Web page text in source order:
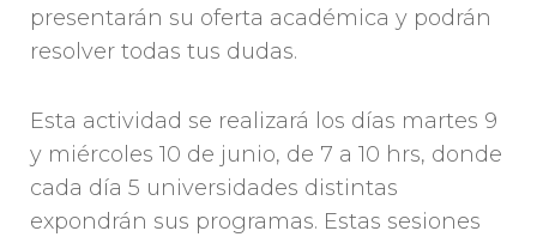
presentarán su oferta académica y podrán
resolver todas tus dudas.
Esta actividad se realizará los días martes 9
y miércoles 10 de junio, de 7 a 10 hrs, donde
cada día 5 universidades distintas
expondrán sus programas. Estas sesiones